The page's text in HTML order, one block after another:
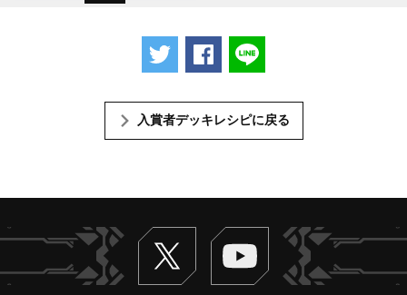
ツイートするFacebookでシェアする
入賞者デッキレシピに戻る
Twitter ヴァンガードch